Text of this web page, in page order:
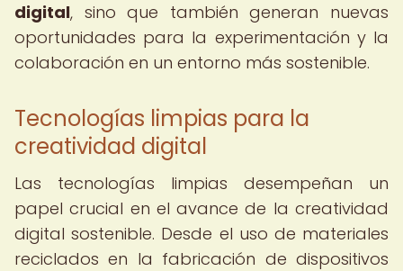
digital, sino que también generan nuevas
oportunidades para la experimentación y la
colaboración en un entorno más sostenible.
Tecnologías limpias para la
creatividad digital
Las tecnologías limpias desempeñan un
papel crucial en el avance de la creatividad
digital sostenible. Desde el uso de materiales
reciclados en la fabricación de dispositivos